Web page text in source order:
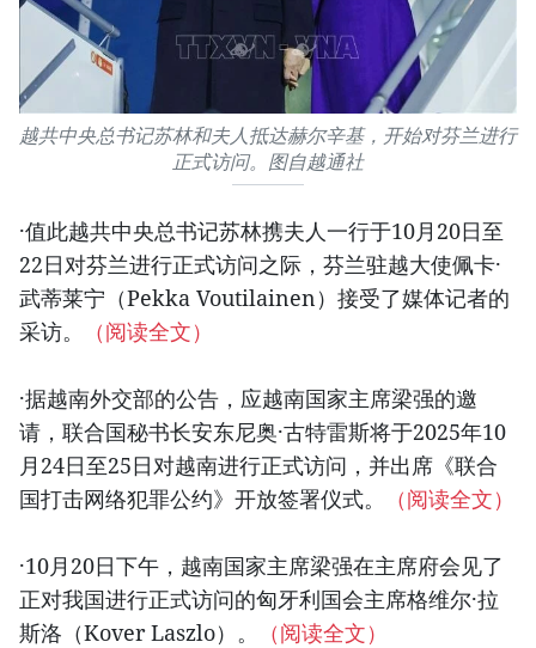
越共中央总书记苏林和夫人抵达赫尔辛基，开始对芬兰进行
正式访问。图自越通社
·值此越共中央总书记苏林携夫人一行于10月20日至
22日对芬兰进行正式访问之际，芬兰驻越大使佩卡·
武蒂莱宁（Pekka Voutilainen）接受了媒体记者的
采访。
（阅读全文）
·据越南外交部的公告，应越南国家主席梁强的邀
请，联合国秘书长安东尼奥·古特雷斯将于2025年10
月24日至25日对越南进行正式访问，并出席《联合
国打击网络犯罪公约》开放签署仪式。
（阅读全文）
·10月20日下午，越南国家主席梁强在主席府会见了
正对我国进行正式访问的匈牙利国会主席格维尔·拉
斯洛（Kover Laszlo）。
（阅读全文）